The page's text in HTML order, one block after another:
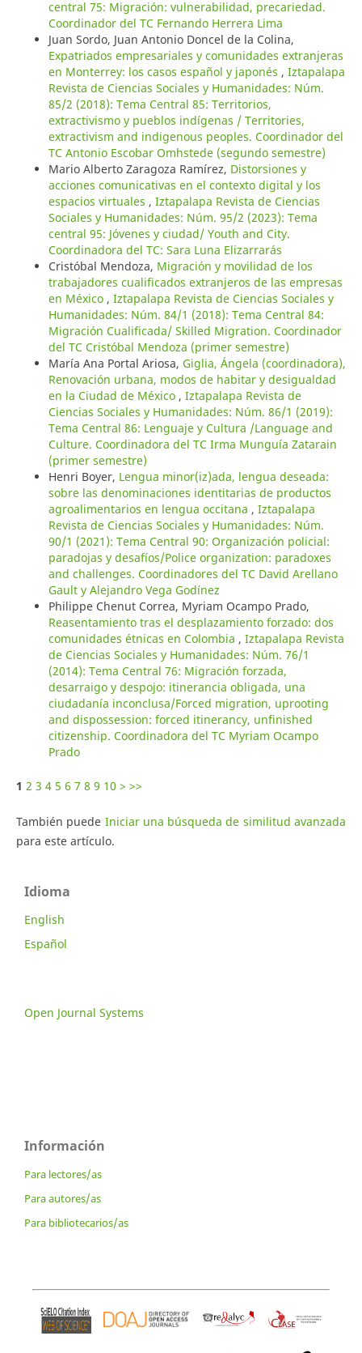
central 75: Migración: vulnerabilidad, precariedad.
Coordinador del TC Fernando Herrera Lima
Juan Sordo, Juan Antonio Doncel de la Colina,
Expatriados empresariales y comunidades extranjeras
en Monterrey: los casos español y japonés , Iztapalapa
Revista de Ciencias Sociales y Humanidades: Núm.
85/2 (2018): Tema Central 85: Territorios,
extractivismo y pueblos indígenas / Territories,
extractivism and indigenous peoples. Coordinador del
TC Antonio Escobar Omhstede (segundo semestre)
Mario Alberto Zaragoza Ramírez, Distorsiones y
acciones comunicativas en el contexto digital y los
espacios virtuales , Iztapalapa Revista de Ciencias
Sociales y Humanidades: Núm. 95/2 (2023): Tema
central 95: Jóvenes y ciudad/ Youth and City.
Coordinadora del TC: Sara Luna Elizarrarás
Cristóbal Mendoza, Migración y movilidad de los
trabajadores cualificados extranjeros de las empresas
en México , Iztapalapa Revista de Ciencias Sociales y
Humanidades: Núm. 84/1 (2018): Tema Central 84:
Migración Cualificada/ Skilled Migration. Coordinador
del TC Cristóbal Mendoza (primer semestre)
María Ana Portal Ariosa, Giglia, Ángela (coordinadora),
Renovación urbana, modos de habitar y desigualdad
en la Ciudad de México , Iztapalapa Revista de
Ciencias Sociales y Humanidades: Núm. 86/1 (2019):
Tema Central 86: Lenguaje y Cultura /Language and
Culture. Coordinadora del TC Irma Munguía Zatarain
(primer semestre)
Henri Boyer, Lengua minor(iz)ada, lengua deseada:
sobre las denominaciones identitarias de productos
agroalimentarios en lengua occitana , Iztapalapa
Revista de Ciencias Sociales y Humanidades: Núm.
90/1 (2021): Tema Central 90: Organización policial:
paradojas y desafíos/Police organization: paradoxes
and challenges. Coordinadores del TC David Arellano
Gault y Alejandro Vega Godínez
Philippe Chenut Correa, Myriam Ocampo Prado,
Reasentamiento tras el desplazamiento forzado: dos
comunidades étnicas en Colombia , Iztapalapa Revista
de Ciencias Sociales y Humanidades: Núm. 76/1
(2014): Tema Central 76: Migración forzada,
desarraigo y despojo: itinerancia obligada, una
ciudadanía inconclusa/Forced migration, uprooting
and dispossession: forced itinerancy, unfinished
citizenship. Coordinadora del TC Myriam Ocampo
Prado
1 2 3 4 5 6 7 8 9 10 > >>
También puede Iniciar una búsqueda de similitud avanzada
para este artículo.
Idioma
English
Español
Open Journal Systems
Información
Para lectores/as
Para autores/as
Para bibliotecarios/as